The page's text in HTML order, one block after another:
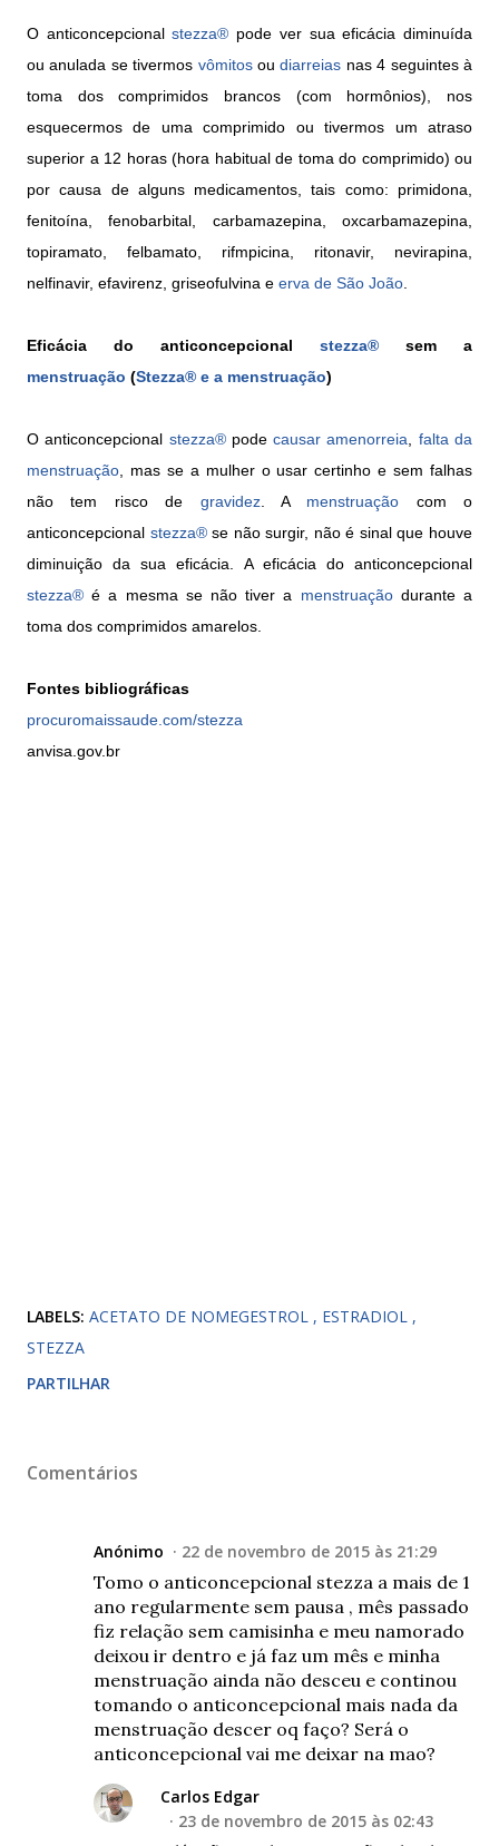
O anticoncepcionalstezza® pode ver sua eficácia diminuída
ou anulada se tivermos vômitosoudiarreias nas 4 seguintes à
toma dos comprimidos brancos (com hormônios), nos
esquecermos de uma comprimido ou tivermos um atraso
superior a 12 horas (hora habitual de toma do comprimido) ou
por causa de alguns medicamentos, tais como: primidona,
fenitoína, fenobarbital, carbamazepina, oxcarbamazepina,
topiramato, felbamato, rifmpicina, ritonavir, nevirapina,
nelfinavir, efavirenz, griseofulvina e erva de São João
Eficácia do anticoncepcional stezza® sem a
menstruação (Stezza® e a menstruação)
O anticoncepcional stezza®podecausar amenorreia
falta da
menstruação , mas se a mulher o usar certinho e sem falhas
não tem risco de gravidez. A menstruação com o
anticoncepcional stezza®se não surgir, não é sinal que houve
diminuição da sua eficácia. A eficácia do anticoncepcional
stezza® é a mesma se não tiver a menstruaçãodurante a
toma dos comprimidos amarelos.
Fontes bibliográficas
procuromaissaude.com/stezza
anvisa.gov.br
LABELS: ACETATO DE NOMEGESTROL
ESTRADIOL
STEZZA
PARTILHAR
Comentários
Anónimo 22 de novembro de 2015 às 21:29
Tomo o anticoncepcional stezza a mais de 1
ano regularmente sem pausa , mês passado
fiz relação sem camisinha e meu namorado
deixou ir dentro e já faz um mês e minha
menstruação ainda não desceu e continou
tomando o anticoncepcional mais nada da
menstruação descer oq faço? Será o
anticoncepcional vai me deixar na mao?
Carlos Edgar
23 de novembro de 2015 às 02:43